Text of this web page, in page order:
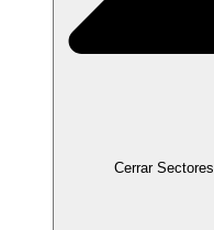
Cerrar Sectores